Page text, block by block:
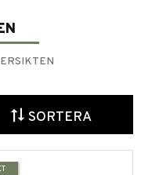
SORTERA